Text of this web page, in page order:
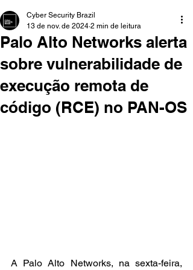
Palo Alto Networks alerta
sobre vulnerabilidade de
execução remota de
código (RCE) no PAN-OS
Cyber Security Brazil
13 de nov. de 2024 2 min de leitura
A Palo Alto Networks, na sexta-feira,